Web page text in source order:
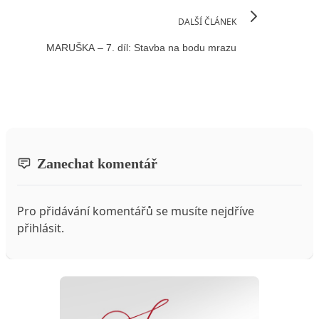
DALŠÍ ČLÁNEK
MARUŠKA – 7. díl: Stavba na bodu mrazu
Zanechat komentář
Pro přidávání komentářů se musíte nejdříve
přihlásit.